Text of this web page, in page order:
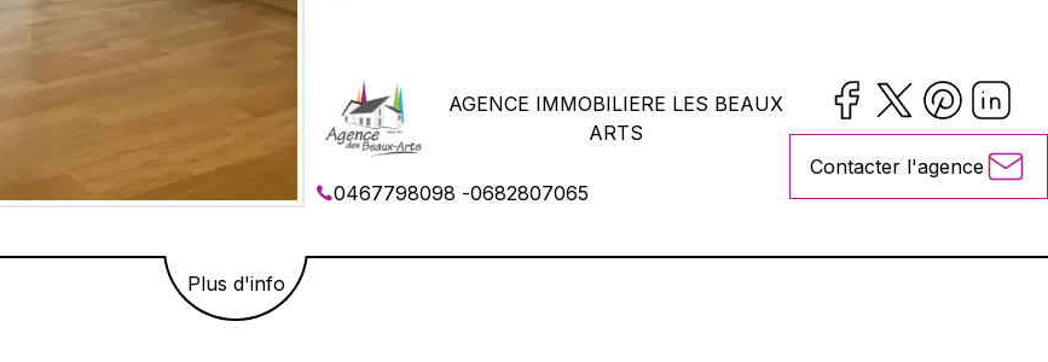
AGENCE IMMOBILIERE LES BEAUX
ARTS
0467798098 -0682807065
Contacter l'agence
Plus d'info